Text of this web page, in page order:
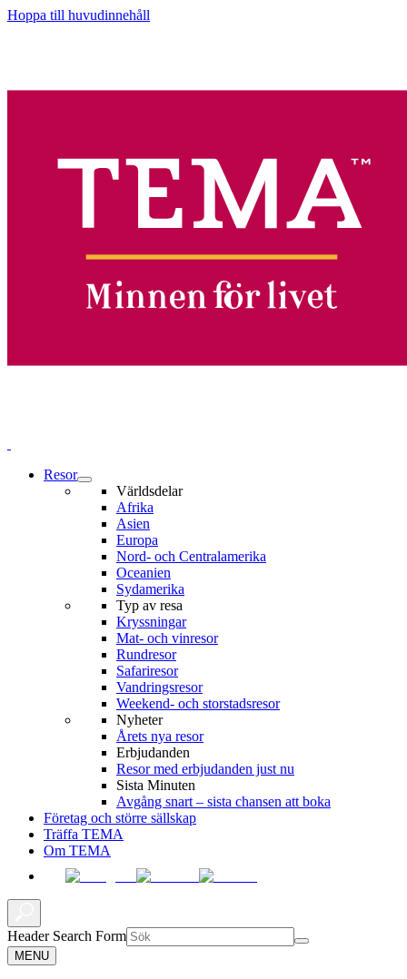
Hoppa till huvudinnehåll
Resor
Världsdelar
Afrika
Asien
Europa
Nord- och Centralamerika
Oceanien
Sydamerika
Typ av resa
Kryssningar
Mat- och vinresor
Rundresor
Safariresor
Vandringsresor
Weekend- och storstadsresor
Nyheter
Årets nya resor
Erbjudanden
Resor med erbjudanden just nu
Sista Minuten
Avgång snart – sista chansen att boka
Företag och större sällskap
Träffa TEMA
Om TEMA
Header Search Form
MENU